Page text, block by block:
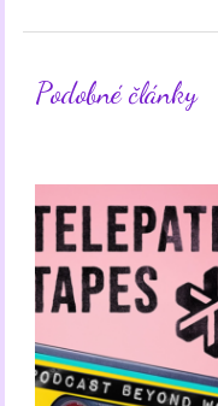
Podobné články